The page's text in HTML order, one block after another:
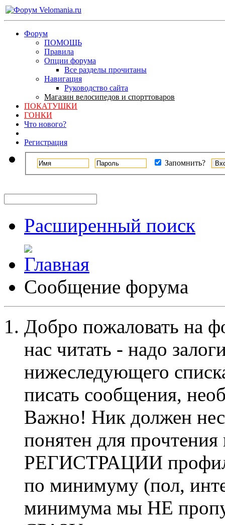
Форум
ПОМОЩЬ
Правила
Опции форума
Все разделы прочитаны
Навигация
Руководство сайта
Магазин велосипедов и спорттоваров
ПОКАТУШКИ
ГОНКИ
Что нового?
Регистрация
Запомнить?
Расширенный поиск
Сообщение форума
Добро пожаловать на
нас читать - надо
нижеследующего
писать сообщения,
Важно! Ник должен
понятен для
РЕГИСТРАЦИИ профиль
по минимуму (пол,
минимума мы НЕ